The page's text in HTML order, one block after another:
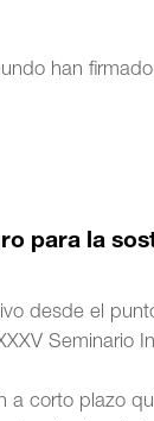
han
para la
desde el
Seminario
a corto plazo